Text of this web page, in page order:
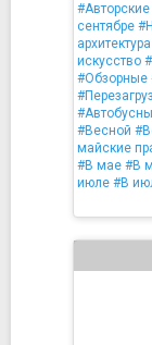
#Авторские
сентябре
архитектура
искусство
#Обзорные
#Весной
майские
#В мае #В
июле #В